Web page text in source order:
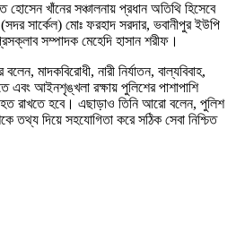
খাঁনের সঞ্চালনায় প্রধান অতিথি হিসেবে
সার্কেল) মোঃ ফরহাদ সরদার, ভবানীপুর ইউপি
সম্পাদক মেহেদি হাসান শরীফ।
মাদকবিরোধী, নারী নির্যাতন, বাল্যবিবাহ,
এবং আইনশৃঙ্খলা রক্ষায় পুলিশের পাশাপাশি
রাখতে হবে। এছাড়াও তিনি আরো বলেন, পুলিশ
দিয়ে সহযোগিতা করে সঠিক সেবা নিশ্চিত